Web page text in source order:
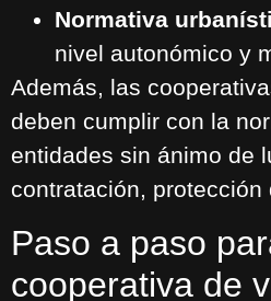
Normativa
nivel autonómico y
Además, las
deben cumplir con la
entidades sin ánimo de
contratación, protección
Paso a paso
cooperativa de